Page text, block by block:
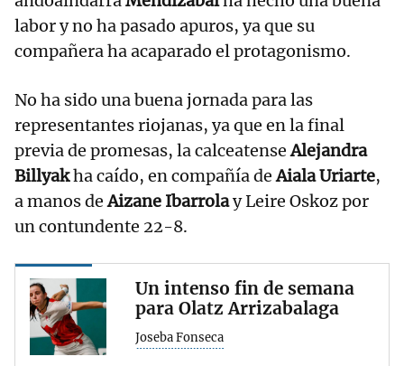
labor y no ha pasado apuros, ya que su
compañera ha acaparado el protagonismo.
No ha sido una buena jornada para las
representantes riojanas, ya que en la final
previa de promesas, la calceatenseAlejandra
Billyakha caído, en compañía deAiala Uriarte,
a manos deAizane Ibarrolay Leire Oskoz por
un contundente 22-8.
Un intenso fin de semana
para Olatz Arrizabalaga
Joseba Fonseca